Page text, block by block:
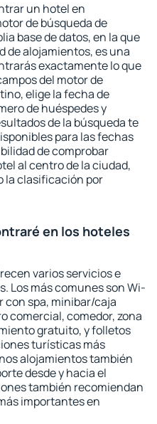
un hotel en
de búsqueda de
base de datos, en la que
de alojamientos, es una
exactamente lo que
del motor de
elige la fecha de
de huéspedes y
de la búsqueda te
para las fechas
de comprobar
al centro de la ciudad,
la clasificación por
en los hoteles
varios servicios e
Los más comunes son Wi-
con spa, minibar/caja
comercial, comedor, zona
gratuito, y folletos
turísticas más
alojamientos también
desde y hacia el
también recomiendan
importantes en